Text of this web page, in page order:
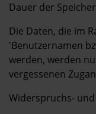
Dauer der
Die Daten, die im
'Benutzernamen
werden, werden
vergessenen
Widerspruchs-